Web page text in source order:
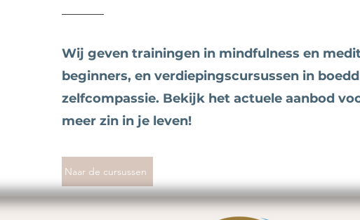
Wij geven trainingen in mindfulness en
beginners, en verdiepingscursussen in
zelfcompassie. Bekijk het actuele aanbod
meer zin in je leven!
Naar de cursussen